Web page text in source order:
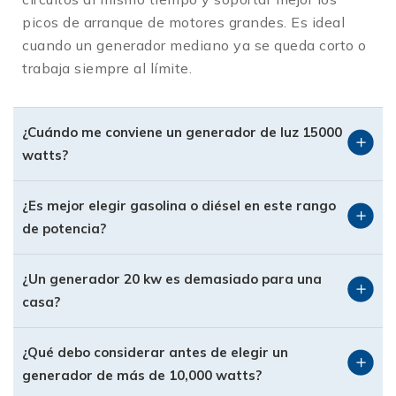
eléctrico inestable.
✅Inversión estratégica a largo plazo
En lugar de tener varios equipos pequeños,
dimensionado te da control, estabilidad y
margen de crecimiento para los próximos años
rango de más de 10,000 watts
Dentro de esta categoría encontrarás diferentes
configuraciones según el tipo de combustible,
aplicación y nivel de sofisticación que
necesitas.
Son una solución potente para negocios,
talleres y casas grandes que requieren alta
picos de arranque de motores grandes. Es ideal
cuando un generador mediano ya se queda corto o
trabaja siempre al límite.
¿Cuándo me conviene un generador de luz 15000
watts?
¿Es mejor elegir gasolina o diésel en este rango
de potencia?
¿Un generador 20 kw es demasiado para una
casa?
¿Qué debo considerar antes de elegir un
generador de más de 10,000 watts?